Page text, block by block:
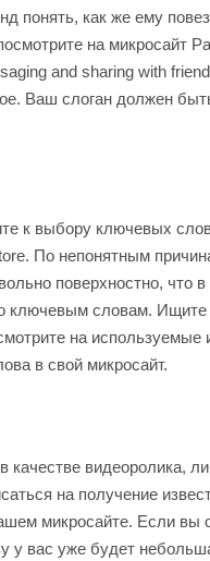
понять, как же ему
на микросайт
and sharing with
Ваш слоган должен
к выбору ключевых
По непонятным
поверхностно, что
ключевым словам.
на используемые
в свой микросайт.
видеоролика,
на получение
микросайте. Если вы
у вас уже будет